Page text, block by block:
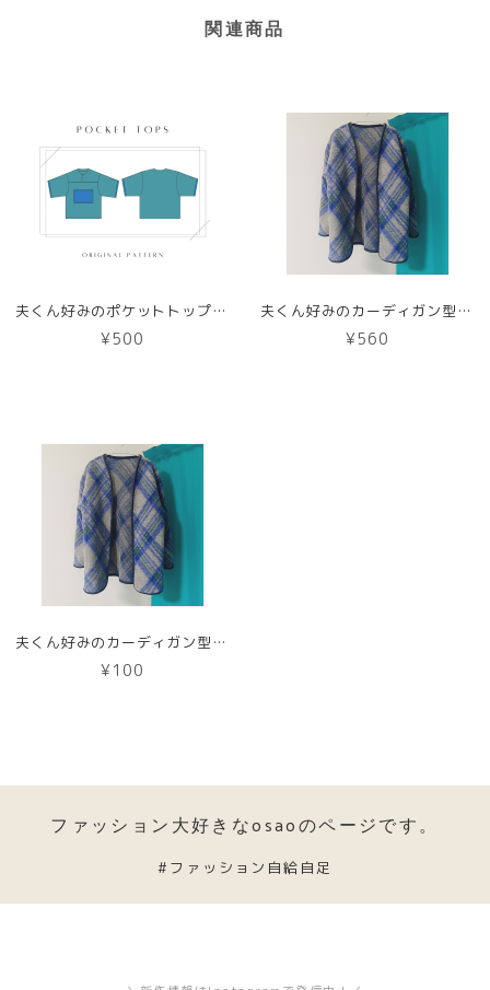
関連商品
夫くん好みのポケットトップス【DL版／レシピ付き】商用利用可能
¥500
夫くん好みのカーディガン型紙【紙版】
¥560
夫くん好みのカーディガン型紙【DL版】
¥100
ファッション大好きなosaoのページです。
#ファッション自給自足